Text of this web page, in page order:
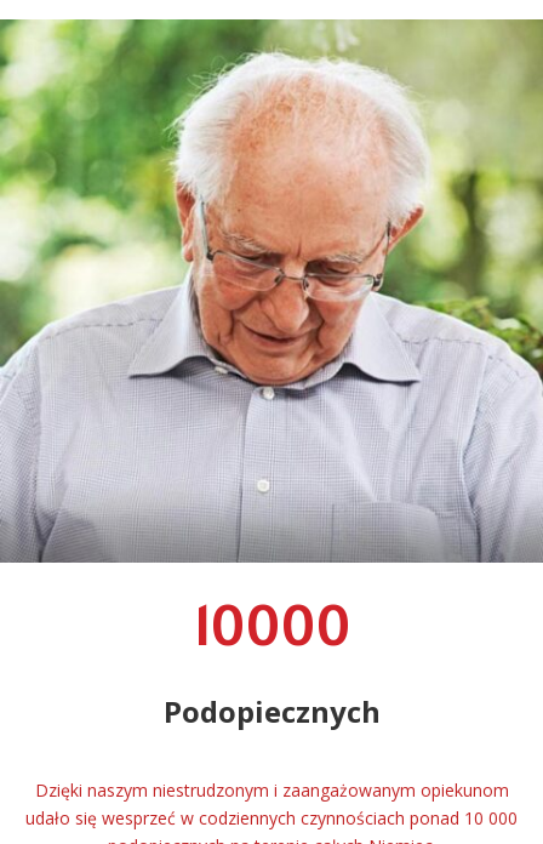
10000
Podopiecznych
Dzięki naszym niestrudzonym i zaangażowanym opiekunom
udało się wesprzeć w codziennych czynnościach ponad 10 000